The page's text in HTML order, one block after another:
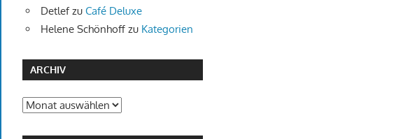
Detlefzu Café Deluxe
Helene Schönhoffzu Kategorien
ARCHIV
Archiv